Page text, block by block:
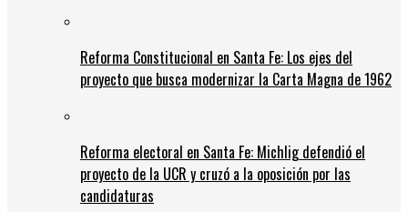
Reforma Constitucional en Santa Fe: Los ejes del
proyecto que busca modernizar la Carta Magna de 1962
Reforma electoral en Santa Fe: Michlig defendió el
proyecto de la UCR y cruzó a la oposición por las
candidaturas